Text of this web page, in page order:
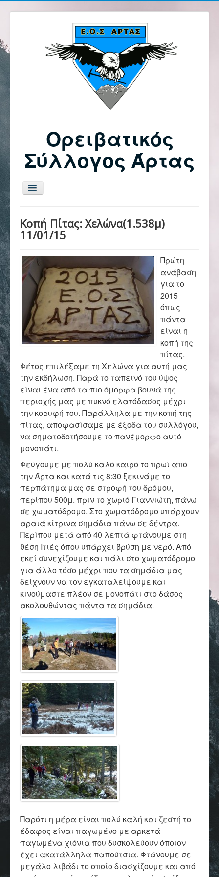
Ορειβατικός
Σύλλογος Άρτας
Εναλλαγή
πλοήγησης
Αρχική
Σύλλογος
Ορειβασία
Αναρρίχηση
Βουνό και φύση
Φωτο - Video
Επικοινωνία
Κοπή Πίτας: Χελώνα(1.538μ)
11/01/15
Πρώτη
ανάβαση
για το
2015
όπως
πάντα
είναι η
κοπή της
πίτας.
Φέτος επιλέξαμε τη Χελώνα για αυτή μας
την εκδήλωση. Παρά το ταπεινό του ύψος
είναι ένα από τα πιο όμορφα βουνά της
περιοχής μας με πυκνό ελατόδασος μέχρι
την κορυφή του. Παράλληλα με την κοπή της
πίτας, αποφασίσαμε με έξοδα του συλλόγου,
να σηματοδοτήσουμε το πανέμορφο αυτό
μονοπάτι.
Φεύγουμε με πολύ καλό καιρό το πρωί από
την Άρτα και κατά τις 8:30 ξεκινάμε το
περπάτημα μας σε στροφή του δρόμου,
περίπου 500μ. πριν το χωριό Γιαννιώτη, πάνω
σε χωματόδρομο. Στο χωματόδρομο υπάρχουν
αραιά κίτρινα σημάδια πάνω σε δέντρα.
Περίπου μετά από 40 λεπτά φτάνουμε στη
θέση Ιτιές όπου υπάρχει βρύση με νερό. Από
εκεί συνεχίζουμε και πάλι στο χωματόδρομο
για άλλο τόσο μέχρι που τα σημάδια μας
δείχνουν να τον εγκαταλείψουμε και
κινούμαστε πλέον σε μονοπάτι στο δάσος
ακολουθώντας πάντα τα σημάδια.
Παρότι η μέρα είναι πολύ καλή και ζεστή το
έδαφος είναι παγωμένο με αρκετά
παγωμένα χιόνια που δυσκολεύουν όποιον
έχει ακατάλληλα παπούτσια. Φτάνουμε σε
μεγάλο λιβάδι το οποίο διασχίζουμε και από